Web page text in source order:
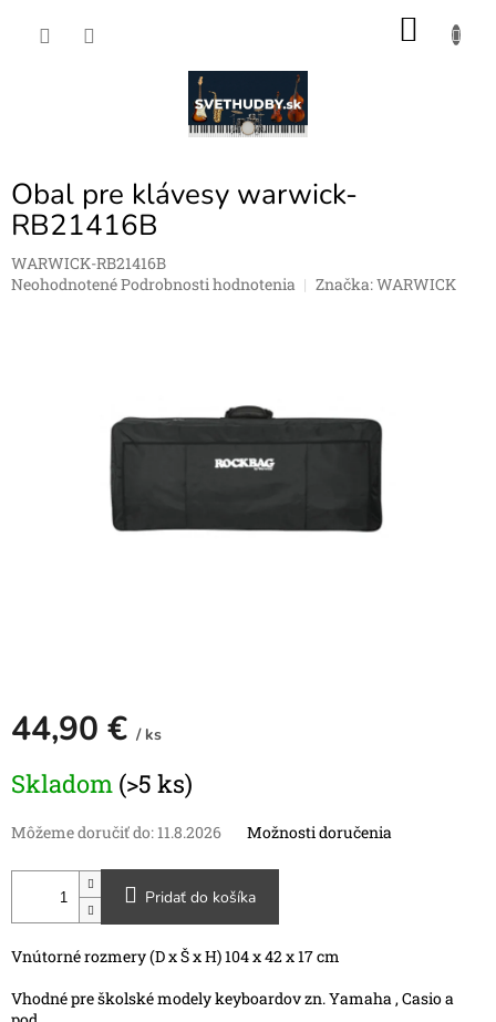
Obal pre klávesy warwick-
RB21416B
WARWICK-RB21416B
Priemerné
NeohodnotenéPodrobnosti hodnotenia Značka:WARWICK
44,90 € / ks
cena:
Skladom (>5 ks)
Môžeme doručiť do: 11.8.2026 Možnosti doručenia
Pridať do košíka
Vnútorné rozmery (D x Š x H) 104 x 42 x 17 cm
Vhodné pre školské modely keyboardov zn. Yamaha , Casio a